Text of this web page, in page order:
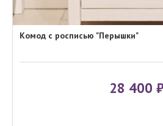
Комод с росписью "Перышки"
28 400